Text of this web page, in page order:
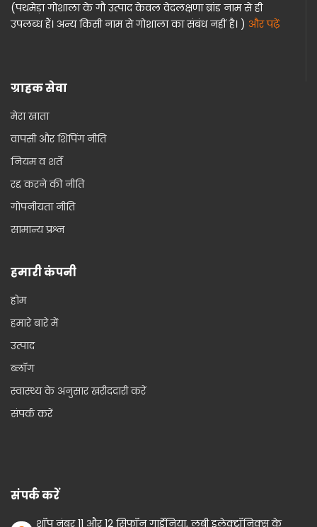
(पथमेड़ा गोशाला के गौ उत्पाद केवल वेदलक्षणा ब्रांड नाम से ही
उपलब्ध हैं। अन्य किसी नाम से गोशाला का संबंध नहीं है। ) और पढ़ें
ग्राहक सेवा
मेरा खाता
वापसी और शिपिंग नीति
नियम व शर्तें
रद्द करने की नीति
गोपनीयता नीति
सामान्य प्रश्न
हमारी कंपनी
होम
हमारे बारे में
उत्पाद
ब्लॉग
स्वास्थ्य के अनुसार खरीददारी करें
संपर्क करें
संपर्क करें
शॉप नंबर 11 और 12 सिफॉन गार्डेनिया, लुबी इलेक्ट्रॉनिक्स के